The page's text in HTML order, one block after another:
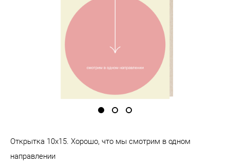
Открытка 10х15. Хорошо, что мы смотрим в одном
направлении